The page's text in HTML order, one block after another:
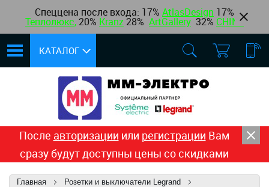
Спеццена после входа: 17% AtlasDesign 17%
Теплолюкс, 20% Kranz 28% ArtGallery 32% CHINT
КАТАЛОГ
После авторизации или регистрации Вам
сразу будут доступны цены со скидками
Главная
Розетки и выключатели Legrand